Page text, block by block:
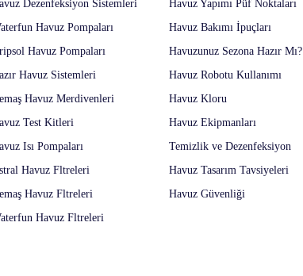
Dezenfeksiyon Sistemleri
Havuz Pompaları
Havuz Pompaları
Havuz Sistemleri
Havuz Merdivenleri
Test Kitleri
Isı Pompaları
Havuz Fltreleri
Havuz Fltreleri
Havuz Fltreleri
Havuz Yapımı Püf Noktaları
Havuz Bakımı İpuçları
Havuzunuz Sezona Hazır Mı?
Havuz Robotu Kullanımı
Havuz Kloru
Havuz Ekipmanları
Temizlik ve Dezenfeksiyon
Havuz Tasarım Tavsiyeleri
Havuz Güvenliği